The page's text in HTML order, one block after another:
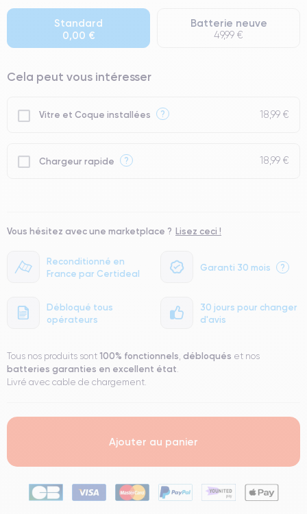
Reconditionné en
France par Certideal
Garanti 30 mois ?
Débloqué tous
opérateurs
30 jours pour changer
d'avis
● Batterie : usage intensif.
● Seuls 5% de nos téléphones ont un grade Premium.
Standard
0,00 €
Batterie neuve
49,99 €
Cela peut vous intéresser
Vitre et Coque installées ? 18,99 €
Chargeur rapide ? 18,99 €
Vous hésitez avec une marketplace ? Lisez ceci !
Tous nos produits sont 100% fonctionnels, débloqués et nos
batteries garanties en excellent état.
Livré avec cable de chargement.
Ajouter au panier